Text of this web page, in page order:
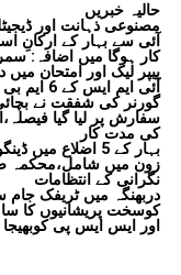
حالیہ خبریں
مصنوعی ذہانت اور
آئی سے بہار کے ارکانِ
کار ہوگا میں اضافہ:
پیپر لیک اور امتحان
آئی ایم ایس کے 6 ایم بی بی ایس طلبہ معطل
گورنر کی شفقت نے
کی مدت کار
زون میں
نگرانی کے انتظامات
دربھنگہ میں ٹریفک
کوسخت پریشانیوں کا
اور ایس ایس پی